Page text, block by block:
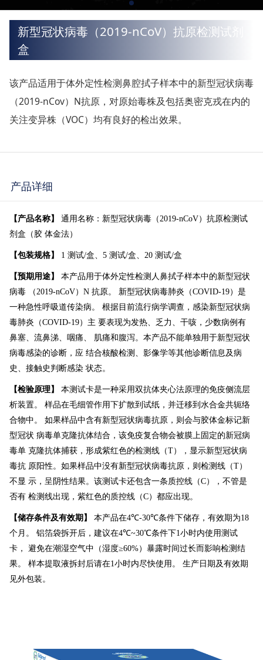
新型冠状病毒（2019-nCoV）抗原检测试剂
盒
该产品适用于体外定性检测鼻腔拭子样本中的新型冠状病毒
（2019-nCov）N抗原，对原始毒株及包括奥密克戎在内的
关注变异株（VOC）均有良好的检出效果。
产品详细
【 产品名称】
通用名称：新型冠状病毒（2019-nCoV）抗原检测试
剂盒（胶 体金法）
【包装规格】 1 测试/盒、5 测试/盒、20 测试/盒
【预期用途】 本产品用于体外定性检测人鼻拭子样本中的新型冠状
病毒 （2019-nCoV） N 抗原。 新型冠状病毒肺炎（COVID-19）是
一种急性呼吸道传染病。 根据目前流行病学调查，感染新型冠状病
毒肺炎（COVID-19）主 要表现为发热、乏力、干咳，少数病例有
鼻塞、流鼻涕、咽痛、 肌痛和腹泻。本产品不能单独用于新型冠状
病毒感染的诊断，应 结合核酸检测、影像学等其他诊断信息及病
史、接触史判断感染 状态。
【检验原理】 本测试卡是一种采用双抗体夹心法原理的免疫侧流层
析装置。 样品在毛细管作用下扩散到试纸，并迁移到水合金共轭络
合物中。 如果样品中含有新型冠状病毒抗原，则会与胶体金标记新
型冠状 病毒单克隆抗体结合，该免疫复合物会被膜上固定的新冠病
毒单 克隆抗体捕获，形成紫红色的检测线（T），显示新型冠状病
毒抗 原阳性。如果样品中没有新型冠状病毒抗原，则检测线（T）
不显 示，呈阴性结果。该测试卡还包含一条质控线（C），不管是
否有 检测线出现，紫红色的质控线（C）都应出现。
【储存条件及有效期 】 本产品在4℃-30℃条件下储存，有效期为18
个月。 铝箔袋拆开后，建议在4℃~30℃条件下1小时内使用测试
卡， 避免在潮湿空气中（湿度≥60%）暴露时间过长而影响检测结
果。
样本提取液拆封后请在1小时内尽快使用。 生产日期及有效期
见外包装。